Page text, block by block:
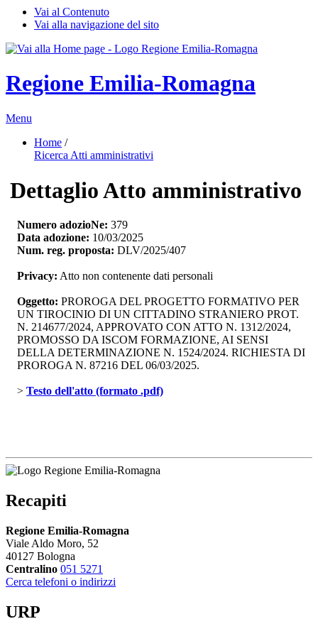
Vai al Contenuto
Vai alla navigazione del sito
Regione Emilia-Romagna
Menu
Home /
Ricerca Atti amministrativi
Dettaglio Atto amministrativo
Numero adozioNe: 379
Data adozione: 10/03/2025
Num. reg. proposta: DLV/2025/407
Privacy: Atto non contenente dati personali
Oggetto: PROROGA DEL PROGETTO FORMATIVO PER
UN TIROCINIO DI UN CITTADINO STRANIERO PROT.
N. 214677/2024, APPROVATO CON ATTO N. 1312/2024,
PROMOSSO DA ISCOM FORMAZIONE, AI SENSI
DELLA DETERMINAZIONE N. 1524/2024. RICHIESTA DI
PROROGA N. 87216 DEL 06/03/2025.
> Testo dell'atto (formato .pdf)
Recapiti
Regione Emilia-Romagna
Viale Aldo Moro, 52
40127 Bologna
Centralino 051 5271
Cerca telefoni o indirizzi
URP